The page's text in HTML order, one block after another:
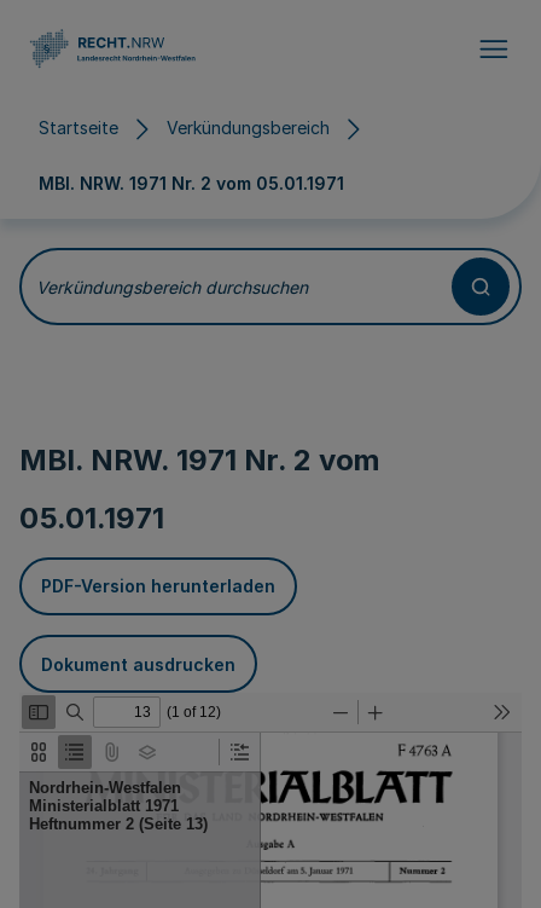
Startseite Verkündungsbereich
MBl. NRW. 1971 Nr. 2 vom 05.01.1971
Verkündungsbereich durchsuchen
MBl. NRW. 1971 Nr. 2 vom
05.01.1971
PDF-Version herunterladen
Dokument ausdrucken